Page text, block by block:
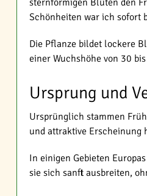
sternförmigen Blüten den
Schönheiten war ich sofort
Die Pflanze bildet lockere
einer Wuchshöhe von 30
Ursprung und
Ursprünglich stammen
und attraktive Erscheinung
In einigen Gebieten
sie sich sanft ausbreiten,